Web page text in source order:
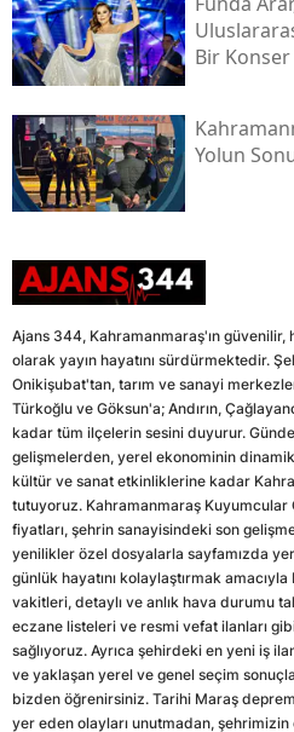
Bir
Yolun
Ajans 344, Kahramanmaraş'ın güvenilir,
olarak yayın hayatını sürdürmektedir.
Onikişubat'tan, tarım ve sanayi
Türkoğlu ve Göksun'a; Andırın,
kadar tüm ilçelerin sesini duyurur.
gelişmelerden, yerel ekonominin
kültür ve sanat etkinliklerine kadar
tutuyoruz. Kahramanmaraş Kuyumcular
fiyatları, şehrin sanayisindeki son
yenilikler özel dosyalarla sayfamızda yer
günlük hayatını kolaylaştırmak
vakitleri, detaylı ve anlık hava durumu
eczane listeleri ve resmi vefat ilanları
sağlıyoruz. Ayrıca şehirdeki en yeni iş
ve yaklaşan yerel ve genel seçim
bizden öğrenirsiniz. Tarihi Maraş
yer eden olayları unutmadan,